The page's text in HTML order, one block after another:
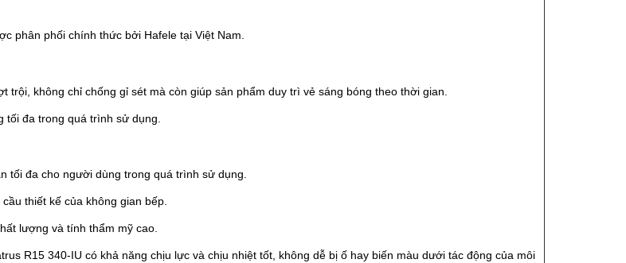
phân phối chính thức bởi Hafele tại Việt Nam.
không chỉ chống gỉ sét mà còn giúp sản phẩm duy trì vẻ sáng bóng theo thời gian.
đa trong quá trình sử dụng.
tối đa cho người dùng trong quá trình sử dụng.
thiết kế của không gian bếp.
lượng và tính thẩm mỹ cao.
R15 340-IU có khả năng chịu lực và chịu nhiệt tốt, không dễ bị ố hay biến màu dưới tác động của môi